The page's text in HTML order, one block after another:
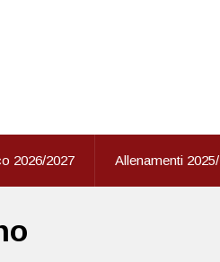
2026/2027 Allenamenti